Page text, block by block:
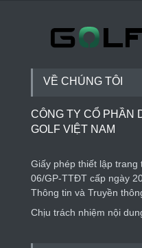
VỀ CHÚNG TÔI
CÔNG TY CỔ PHẦN
GOLF VIỆT NAM
Giấy phép thiết lập
06/GP-TTĐT cấp ngày
Thông tin và Truyền
Chịu trách nhiệm nội